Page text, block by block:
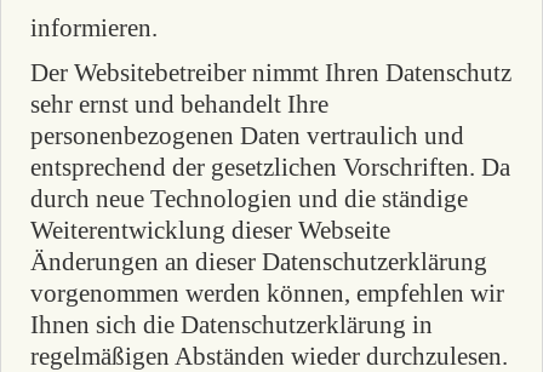
informieren.
Der Websitebetreiber nimmt Ihren Datenschutz
sehr ernst und behandelt Ihre
personenbezogenen Daten vertraulich und
entsprechend der gesetzlichen Vorschriften. Da
durch neue Technologien und die ständige
Weiterentwicklung dieser Webseite
Änderungen an dieser Datenschutzerklärung
vorgenommen werden können, empfehlen wir
Ihnen sich die Datenschutzerklärung in
regelmäßigen Abständen wieder durchzulesen.